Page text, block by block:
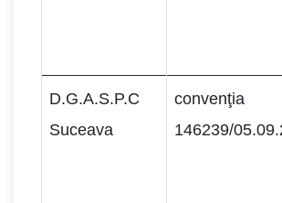
D.G.A.S.P.C
Suceava
convenţia
146239/